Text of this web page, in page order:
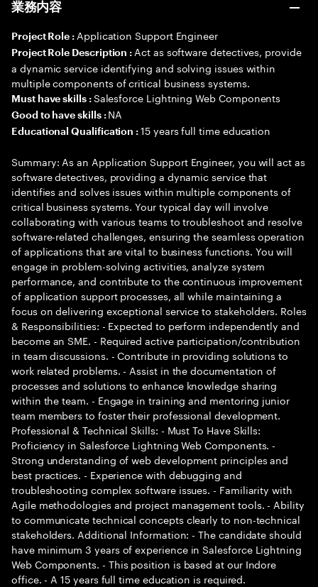
業務内容
Project Role : Application Support Engineer
Project Role Description : Act as software detectives, provide
a dynamic service identifying and solving issues within
multiple components of critical business systems.
Must have skills : Salesforce Lightning Web Components
Good to have skills : NA
Educational Qualification :15 years full time education
Summary: As an Application Support Engineer, you will act as
software detectives, providing a dynamic service that
identifies and solves issues within multiple components of
critical business systems. Your typical day will involve
collaborating with various teams to troubleshoot and resolve
software-related challenges, ensuring the seamless operation
of applications that are vital to business functions. You will
engage in problem-solving activities, analyze system
performance, and contribute to the continuous improvement
of application support processes, all while maintaining a
focus on delivering exceptional service to stakeholders. Roles
& Responsibilities: - Expected to perform independently and
become an SME. - Required active participation/contribution
in team discussions. - Contribute in providing solutions to
work related problems. - Assist in the documentation of
processes and solutions to enhance knowledge sharing
within the team. - Engage in training and mentoring junior
team members to foster their professional development.
Professional & Technical Skills: - Must To Have Skills:
Proficiency in Salesforce Lightning Web Components. -
Strong understanding of web development principles and
best practices. - Experience with debugging and
troubleshooting complex software issues. - Familiarity with
Agile methodologies and project management tools. - Ability
to communicate technical concepts clearly to non-technical
stakeholders. Additional Information: - The candidate should
have minimum 3 years of experience in Salesforce Lightning
Web Components. - This position is based at our Indore
office. - A 15 years full time education is required.